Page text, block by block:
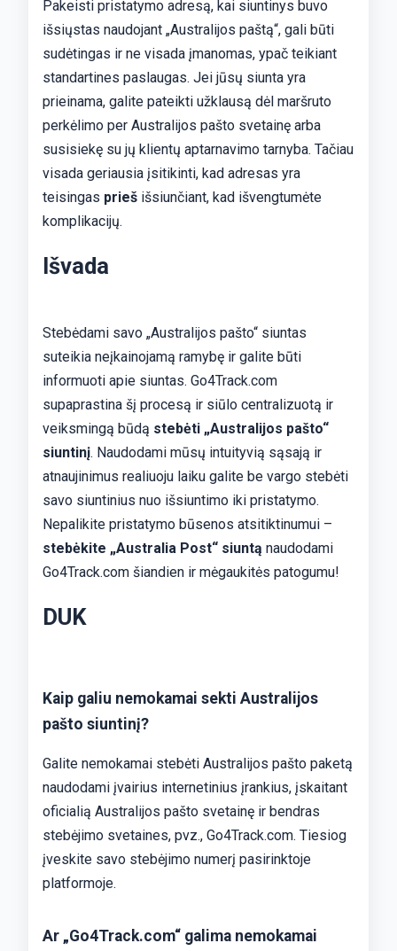
Pakeisti pristatymo adresą, kai siuntinys buvo
išsiųstas naudojant „Australijos paštą“, gali būti
sudėtingas ir ne visada įmanomas, ypač teikiant
standartines paslaugas. Jei jūsų siunta yra
prieinama, galite pateikti užklausą dėl maršruto
perkėlimo per Australijos pašto svetainę arba
susisiekę su jų klientų aptarnavimo tarnyba. Tačiau
visada geriausia įsitikinti, kad adresas yra
teisingas prieš išsiunčiant, kad išvengtumėte
komplikacijų.
Išvada
Stebėdami savo „Australijos pašto“ siuntas
suteikia neįkainojamą ramybę ir galite būti
informuoti apie siuntas. Go4Track.com
supaprastina šį procesą ir siūlo centralizuotą ir
veiksmingą būdą stebėti „Australijos pašto“
siuntinį. Naudodami mūsų intuityvią sąsają ir
atnaujinimus realiuoju laiku galite be vargo stebėti
savo siuntinius nuo išsiuntimo iki pristatymo.
Nepalikite pristatymo būsenos atsitiktinumui –
stebėkite „Australia Post“ siuntą naudodami
Go4Track.com šiandien ir mėgaukitės patogumu!
DUK
Kaip galiu nemokamai sekti Australijos
pašto siuntinį?
Galite nemokamai stebėti Australijos pašto paketą
naudodami įvairius internetinius įrankius, įskaitant
oficialią Australijos pašto svetainę ir bendras
stebėjimo svetaines, pvz., Go4Track.com. Tiesiog
įveskite savo stebėjimo numerį pasirinktoje
platformoje.
Ar „Go4Track.com“ galima nemokamai